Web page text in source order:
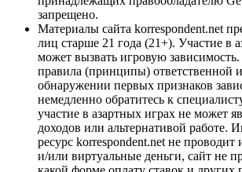
запрещено.
Материалы сайта korrespondent.net
лиц старше 21 года (21+). Участие в
может вызвать игровую
правила (принципы) ответственной
обнаружении первых признаков
немедленно обратитесь к
участие в азартных играх не может
доходов или альтернативой работе.
ресурс korrespondent.net не
и/или виртуальные деньги, сайт не